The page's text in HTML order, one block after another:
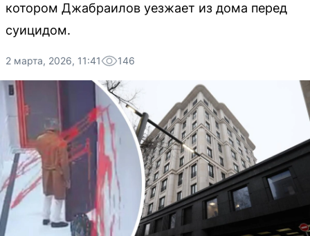
котором Джабраилов уезжает из дома перед
суицидом.
2 марта, 2026, 11:41 146